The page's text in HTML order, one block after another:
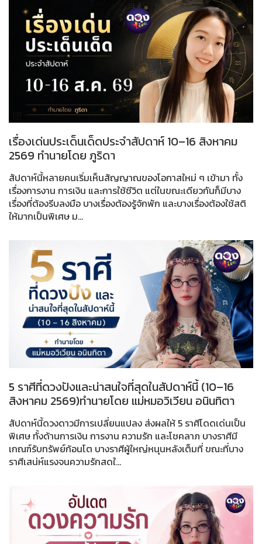
เรื่องเด่นประเด็นเด็ดประจำสัปดาห์ 10–16 สิงหาคม
2569 ทำนายโดย ภูริดา
สัปดาห์นี้หลายคนเริ่มเห็นสัญญาณของโอกาสใหม่ ๆ เข้ามา ทั้ง
เรื่องการงาน การเงิน และการใช้ชีวิต แต่ในขณะเดียวกันก็มีบาง
เรื่องที่ต้องรีบลงมือ บางเรื่องต้องรู้จักพัก และบางเรื่องต้องใช้สติ
ให้มากเป็นพิเศษ ม...
5 ราศีที่ดวงปังและน่าสนใจที่สุดในสัปดาห์นี้ (10–16
สิงหาคม 2569)ทำนายโดย แม่หมอวิเวียน อนินทิตา
สัปดาห์นี้ดวงดาวมีการเปลี่ยนแปลง ส่งผลให้ 5 ราศีโดดเด่นเป็น
พิเศษ ทั้งด้านการเงิน การงาน ความรัก และโชคลาภ บางราศีมี
เกณฑ์รับทรัพย์ก้อนโต บางราศีผู้ใหญ่หนุนหลังเต็มที่ ขณะที่บาง
ราศีเสน่ห์แรงจนความรักสดใ...